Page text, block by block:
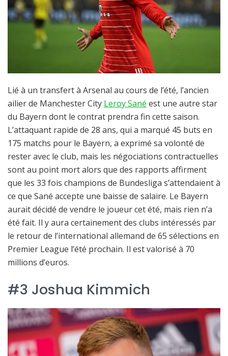
Lié à un transfert à Arsenal au cours de l’été, l’ancien
ailier de Manchester City Leroy Sané est une autre star
du Bayern dont le contrat prendra fin cette saison.
L’attaquant rapide de 28 ans, qui a marqué 45 buts en
175 matchs pour le Bayern, a exprimé sa volonté de
rester avec le club, mais les négociations contractuelles
sont au point mort alors que des rapports affirment
que les 33 fois champions de Bundesliga s’attendaient à
ce que Sané accepte une baisse de salaire. Le Bayern
aurait décidé de vendre le joueur cet été, mais rien n’a
été fait. Il y aura certainement des clubs intéressés par
le retour de l’international allemand de 65 sélections en
Premier League l’été prochain. Il est valorisé à 70
millions d’euros.
#3 Joshua Kimmich